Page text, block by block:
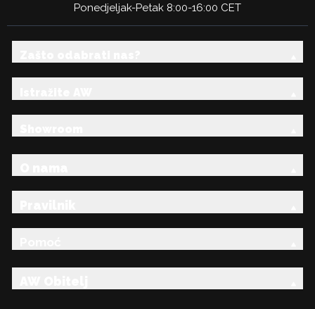
Ponedjeljak-Petak 8:00-16:00 CET